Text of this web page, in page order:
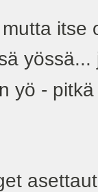
itse
yö -